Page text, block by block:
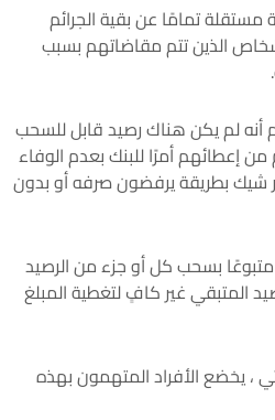
تمامًا عن بقية الجرائم
الذين تتم مقاضاتهم بسبب
أنه لم يكن هناك رصيد قابل للسحب
إعطائهم أمرًا للبنك بعدم الوفاء
شيك بطريقة يرفضون صرفه أو بدون
بسحب كل أو جزء من الرصيد
المتبقي غير كافٍ لتغطية المبلغ
، يخضع الأفراد المتهمون بهذه